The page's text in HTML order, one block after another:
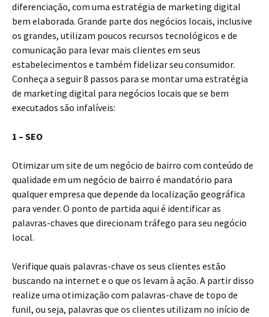
diferenciação, com uma estratégia de marketing digital
bem elaborada. Grande parte dos negócios locais, inclusive
os grandes, utilizam poucos recursos tecnológicos e de
comunicação para levar mais clientes em seus
estabelecimentos e também fidelizar seu consumidor.
Conheça a seguir 8 passos para se montar uma estratégia
de marketing digital para negócios locais que se bem
executados são infalíveis:
1 – SEO
Otimizar um site de um negócio de bairro com conteúdo de
qualidade em um negócio de bairro é mandatório para
qualquer empresa que depende da localização geográfica
para vender. O ponto de partida aqui é identificar as
palavras-chaves que direcionam tráfego para seu negócio
local.
Verifique quais palavras-chave os seus clientes estão
buscando na internet e o que os levam à ação. A partir disso
realize uma otimização com palavras-chave de topo de
funil, ou seja, palavras que os clientes utilizam no início de